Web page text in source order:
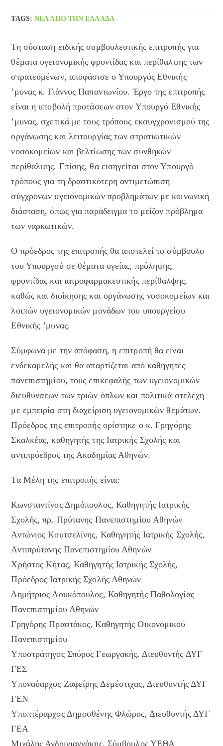
TAGS:ΝΈΑ ΑΠΌ ΤΗΝ ΕΛΛΆΔΑ
Τη σύσταση ειδικής συμβουλευτικής επιτροπής για
θέματα υγειονομικής φροντίδας και περίθαλψης των
στρατευμένων, αποφάσισε ο Υπουργός Εθνικής
’μυνας κ. Γιάννος Παπαντωνίου. Έργο της επιτροπής
είναι η υποβολή προτάσεων στον Υπουργό Εθνικής
’μυνας, σχετικά με τους τρόπους εκσυγχρονισμού της
οργάνωσης και λειτουργίας των στρατιωτικών
νοσοκομείων και βελτίωσης των συνθηκών
περίθαλψης. Επίσης, θα εισηγείται στον Υπουργό
τρόπους για τη δραστικότερη αντιμετώπιση
σύγχρονων υγειονομικών προβλημάτων με κοινωνική
διάσταση, όπως για παράδειγμα το μείζον πρόβλημα
των ναρκωτικών.
Ο πρόεδρος της επιτροπής θα αποτελεί το σύμβουλο
του Υπουργού σε θέματα υγείας, πρόληψης,
φροντίδας και ιατροφαρμακευτικής περίθαλψης,
καθώς και διοίκησης και οργάνωσης νοσοκομείων και
λοιπών υγειονομικών μονάδων του υπουργείου
Εθνικής ’μυνας.
Σύμφωνα με την απόφαση, η επιτροπή θα είναι
ενδεκαμελής και θα απαρτίζεται από καθηγητές
πανεπιστημίου, τους επικεφαλής των υγειονομικών
διευθύνσεων των τριών όπλων και πολιτικά στελέχη
με εμπειρία στη διαχείριση υγειονομικών θεμάτων.
Πρόεδρος της επιτροπής ορίστηκε ο κ. Γρηγόρης
Σκαλκέας, καθηγητής της Ιατρικής Σχολής και
αντιπρόεδρος της Ακαδημίας Αθηνών.
Τα Μέλη της επιτροπής είναι:
Κωνσταντίνος Δημόπουλος, Καθηγητής Ιατρικής
Σχολής, πρ. Πρύτανης Πανεπιστημίου Αθηνών
Αντώνιος Κουτσελίνης, Καθηγητής Ιατρικής Σχολής,
Αντιπρύτανης Πανεπιστημίου Αθηνών
Χρήστος Κήτας, Καθηγητής Ιατρικής Σχολής,
Πρόεδρος Ιατρικής Σχολής Αθηνών
Δημήτριος Λουκόπουλος, Καθηγητής Παθολογίας
Πανεπιστημίου Αθηνών
Γρηγόρης Πραστάκος, Καθηγητής Οικονομικού
Πανεπιστημίου
Υποστράτηγος Σπύρος Γεωργακής, Διευθυντής ΔΥΓ
ΓΕΣ
Υποναύαρχος Ζαφείρης Δεμέστιχας, Διευθυντής ΔΥΓ
ΓΕΝ
Υποπτέραρχος Δημοσθένης Φλώρος, Διευθυντής ΔΥΓ
ΓΕΑ
Μιχάλης Ανδριγιαννάκης, Σύμβουλος ΥΕΘΑ